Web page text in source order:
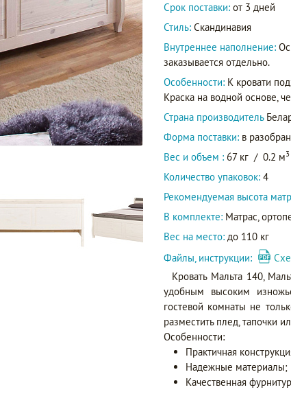
Срок поставки: от 3 дней
Стиль: Скандинавия
Внутреннее наполнение:
заказывается отдельно.
Особенности: К кровати
Краска на водной основе,
Страна производитель
Форма поставки: в
Вес и объем : 67 кг / 0.2 м3
Количество упаковок: 4
Рекомендуемая высота
В комплекте: Матрас,
Вес на место: до 110 кг
Файлы, инструкции:
Кровать Мальта 140,
удобным высоким
гостевой комнаты не
разместить плед, тапочки
Особенности:
Практичная
Надежные материалы;
Качественная